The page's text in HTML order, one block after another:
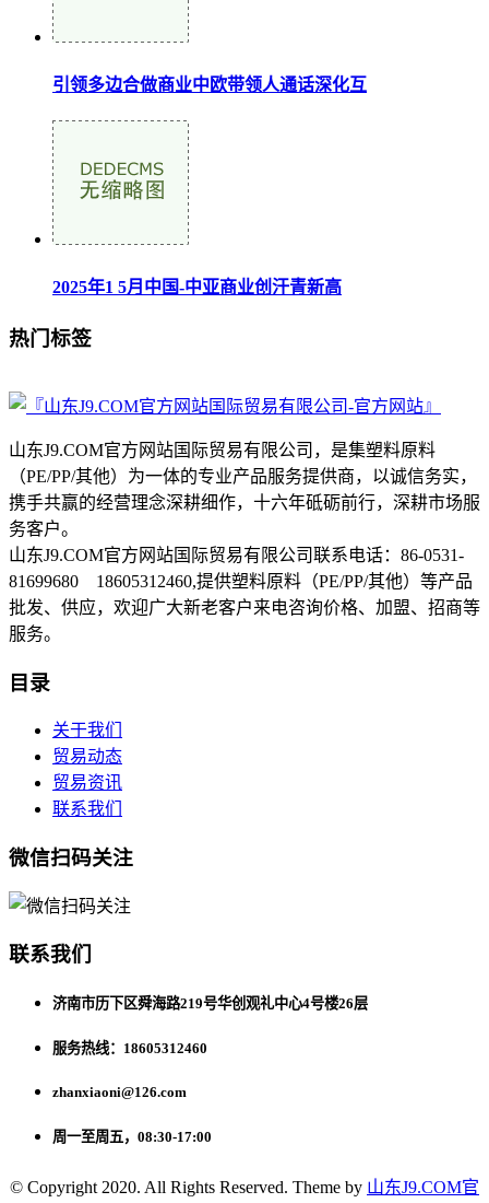
引领多边合做商业中欧带领人通话深化互
2025年1 5月中国-中亚商业创汗青新高
热门标签
山东J9.COM官方网站国际贸易有限公司，是集塑料原料
（PE/PP/其他）为一体的专业产品服务提供商，以诚信务实，
携手共赢的经营理念深耕细作，十六年砥砺前行，深耕市场服
务客户。
山东J9.COM官方网站国际贸易有限公司联系电话：86-0531-
81699680 18605312460,提供塑料原料（PE/PP/其他）等产品
批发、供应，欢迎广大新老客户来电咨询价格、加盟、招商等
服务。
目录
关于我们
贸易动态
贸易资讯
联系我们
微信扫码关注
联系我们
济南市历下区舜海路219号华创观礼中心4号楼26层
服务热线：18605312460
zhanxiaoni@126.com
周一至周五，08:30-17:00
© Copyright 2020. All Rights Reserved. Theme by 山东J9.COM官